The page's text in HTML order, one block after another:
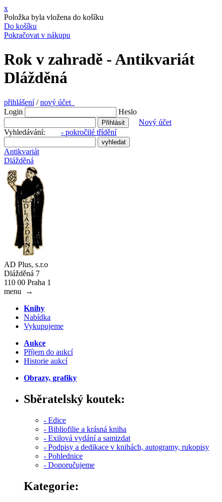
x
Položka byla vložena do košíku
Do košíku
Pokračovat v nákupu
Rok v zahradě - Antikvariát
Dlážděná
přihlášení/nový účet
Login
Heslo
Nový účet
Vyhledávání: - pokročilé třídění
Antikvariát
Dlážděná
AD Plus, s.r.o
Dlážděná 7
110 00 Praha 1
menu
→
Knihy
Nabídka
Vykupujeme
Aukce
Příjem do aukcí
Historie aukcí
Obrazy, grafiky
Sběratelský koutek:
- Edice
- Bibliofilie a krásná kniha
- Exilová vydání a samizdat
- Podpisy a dedikace v knihách, autogramy, rukopisy
- Pohlednice
- Doporučujeme
Kategorie: